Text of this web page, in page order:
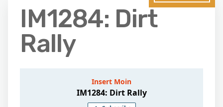
IM1284: Dirt
Rally